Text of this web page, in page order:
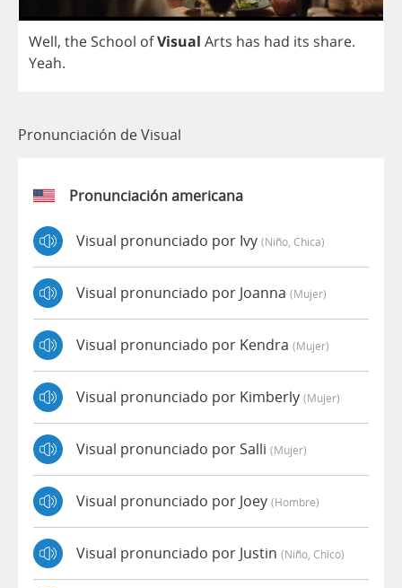
Well, the School ofVisual Arts has had its share.
Yeah.
Pronunciación de Visual
Pronunciación americana
Visual pronunciado por Ivy (niño, Chica)
Visual pronunciado por Joanna (mujer)
Visual pronunciado por Kendra (mujer)
Visual pronunciado por Kimberly (mujer)
Visual pronunciado por Salli (mujer)
Visual pronunciado por Joey (hombre)
Visual pronunciado por Justin (niño, Chico)